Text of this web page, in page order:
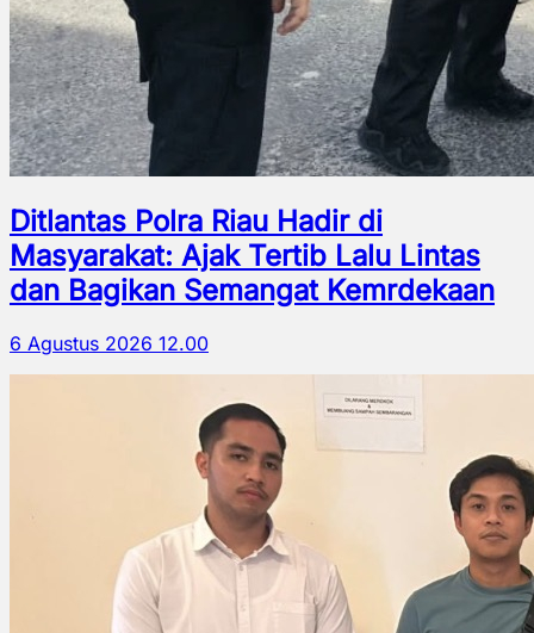
Ditlantas Polra Riau Hadir di
Masyarakat: Ajak Tertib Lalu Lintas
dan Bagikan Semangat Kemrdekaan
6 Agustus 2026 12.00